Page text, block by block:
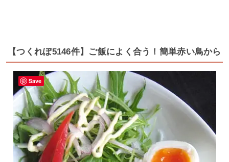
【つくれぽ5146件】ご飯によく合う！簡単赤い鳥から
Save